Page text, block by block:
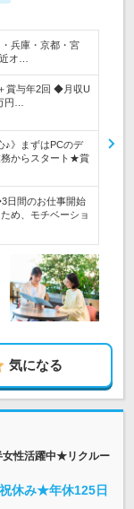
兵庫・京都・宮
オ…
賞与年2回 ◆月収U
円…
♪》まずはPCのデ
務からスタート★賞
日間のお仕事開始
め、モチベーショ
気になる
女性活躍中★リクルー
休み★年休125日